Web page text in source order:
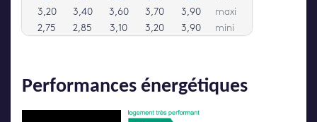
Performances énergétiques